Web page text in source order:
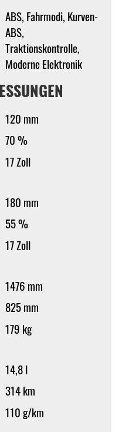
ABS, Fahrmodi, Kurven-
ABS,
Traktionskontrolle,
Moderne Elektronik
120 mm
70 %
17 Zoll
180 mm
55 %
17 Zoll
1476 mm
825 mm
179 kg
14,8 l
314 km
110 g/km